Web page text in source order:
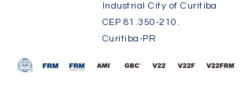
Industrial City of Curitiba
CEP 81.350-210 .
Curitiba-PR